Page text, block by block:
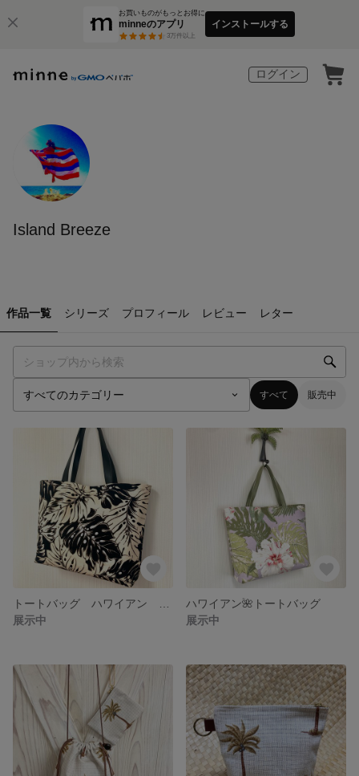
お買いものがもっとお得に
minneのアプリ
3万件以上
インストールする
ログイン
Island Breeze
作品一覧 シリーズ プロフィール レビュー レター
すべて 販売中
展示中
ハワイアン🌺トートバッグ
展示中